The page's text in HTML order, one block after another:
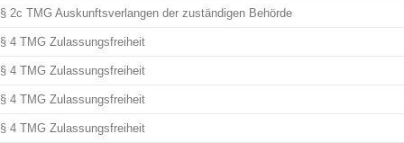
§ 2c TMG Auskunftsverlangen der zuständigen Behörde
§ 4 TMG Zulassungsfreiheit
§ 4 TMG Zulassungsfreiheit
§ 4 TMG Zulassungsfreiheit
§ 4 TMG Zulassungsfreiheit